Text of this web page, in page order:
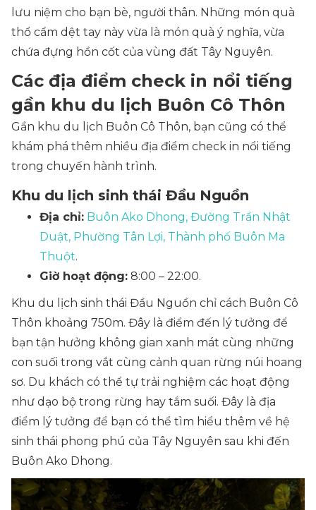
lưu niệm cho bạn bè, người thân. Những món quà
thổ cẩm dệt tay này vừa là món quà ý nghĩa, vừa
chứa đựng hồn cốt của vùng đất Tây Nguyên.
Các địa điểm check in nổi tiếng
gần khu du lịch Buôn Cô Thôn
Gần khu du lịch Buôn Cô Thôn, bạn cũng có thể
khám phá thêm nhiều địa điểm check in nổi tiếng
trong chuyến hành trình.
Khu du lịch sinh thái Đầu Nguồn
Địa chỉ: Buôn Ako Dhong, Đường Trần Nhật
Duật, Phường Tân Lợi, Thành phố Buôn Ma
Thuột.
Giờ hoạt động: 8:00 – 22:00.
Khu du lịch sinh thái Đầu Nguồn chỉ cách Buôn Cô
Thôn khoảng 750m. Đây là điểm đến lý tưởng để
bạn tận hưởng không gian xanh mát cùng những
con suối trong vắt cùng cảnh quan rừng núi hoang
sơ. Du khách có thể tự trải nghiệm các hoạt động
như dạo bộ trong rừng hay tắm suối. Đây là địa
điểm lý tưởng để bạn có thể tìm hiểu thêm về hệ
sinh thái phong phú của Tây Nguyên sau khi đến
Buôn Ako Dhong.